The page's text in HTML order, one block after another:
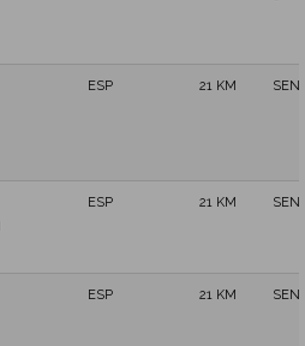
ESP 21 KM
ESP 21 KM
ESP 21 KM